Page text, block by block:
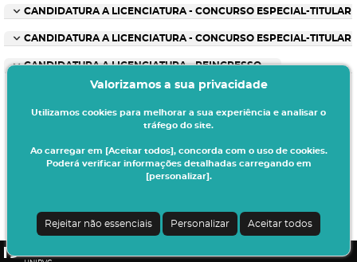
CANDIDATURA A LICENCIATURA - CONCURSO ESPECIAL-
CANDIDATURA A LICENCIATURA - CONCURSO ESPECIAL-
CANDIDATURA A LICENCIATURA - REINGRESSO
sua matrícula/inscrição no presente ano letivo.
Todos os dados introduzidos serão da sua responsabilidade.
Valorizamos a sua privacidade
Utilizamos cookies para melhorar a sua experiência e analisar o
tráfego do site.
Ao carregar em [Aceitar todos], concorda com o uso de cookies.
Poderá verificar informações detalhadas carregando em
[personalizar].
Rejeitar não essenciais Personalizar Aceitar todos